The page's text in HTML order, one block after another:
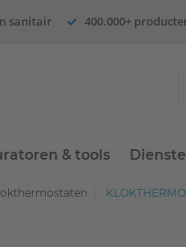
sanitair 400.000+
& tools